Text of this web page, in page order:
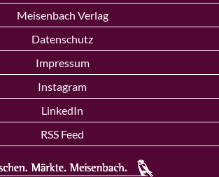
Meisenbach Verlag
Datenschutz
Impressum
Instagram
LinkedIn
RSS Feed